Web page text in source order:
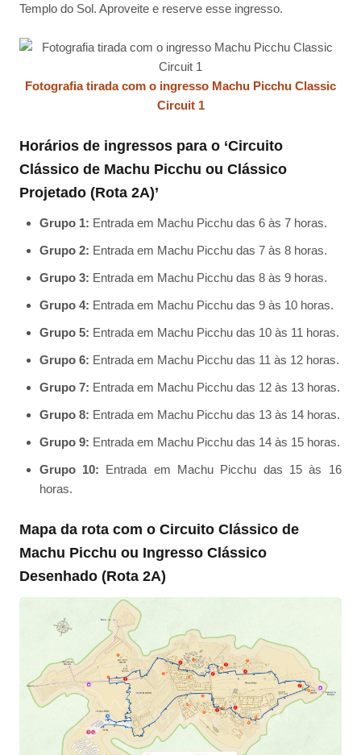
Templo do Sol. Aproveite e reserve esse ingresso.
Fotografia tirada com o ingresso Machu Picchu Classic
Circuit 1
Horários de ingressos para o ‘Circuito
Clássico de Machu Picchu ou Clássico
Projetado (Rota 2A)’
Grupo 1: Entrada em Machu Picchu das 6 às 7 horas.
Grupo 2: Entrada em Machu Picchu das 7 às 8 horas.
Grupo 3: Entrada em Machu Picchu das 8 às 9 horas.
Grupo 4: Entrada em Machu Picchu das 9 às 10 horas.
Grupo 5: Entrada em Machu Picchu das 10 às 11 horas.
Grupo 6: Entrada em Machu Picchu das 11 às 12 horas.
Grupo 7: Entrada em Machu Picchu das 12 às 13 horas.
Grupo 8: Entrada em Machu Picchu das 13 às 14 horas.
Grupo 9: Entrada em Machu Picchu das 14 às 15 horas.
Grupo 10: Entrada em Machu Picchu das 15 às 16
horas.
Mapa da rota com o Circuito Clássico de
Machu Picchu ou Ingresso Clássico
Desenhado (Rota 2A)